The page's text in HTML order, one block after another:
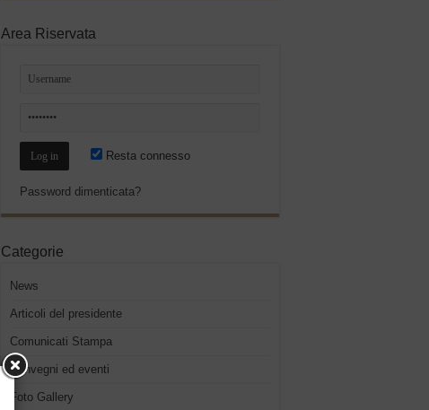
Area Riservata
Resta connesso
Password dimenticata?
Categorie
News
Articoli del presidente
Comunicati Stampa
Convegni ed eventi
Foto Gallery